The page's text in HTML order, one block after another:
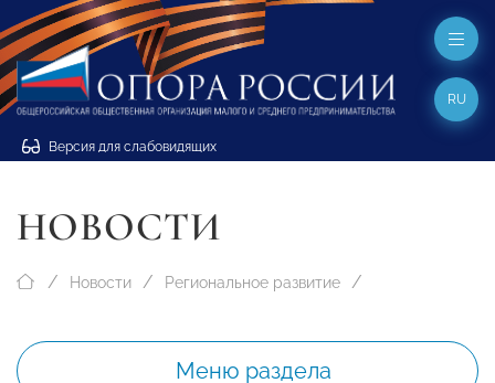
Версия для слабовидящих
RU
НОВОСТИ
Новости Региональное развитие
Меню раздела